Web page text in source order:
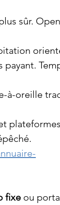
sûr.
payant.
à-oreille
fixe ou